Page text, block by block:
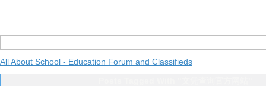
All About School - Education Forum and Classifieds